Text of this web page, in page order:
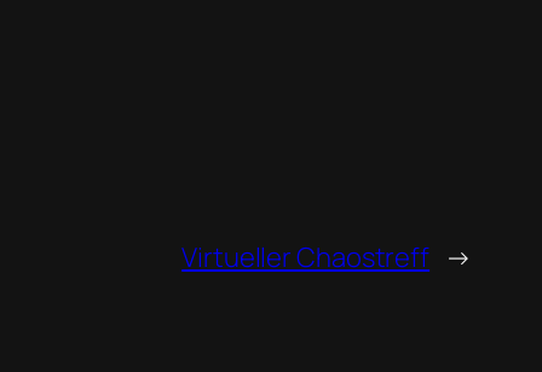
Virtueller Chaostreff →